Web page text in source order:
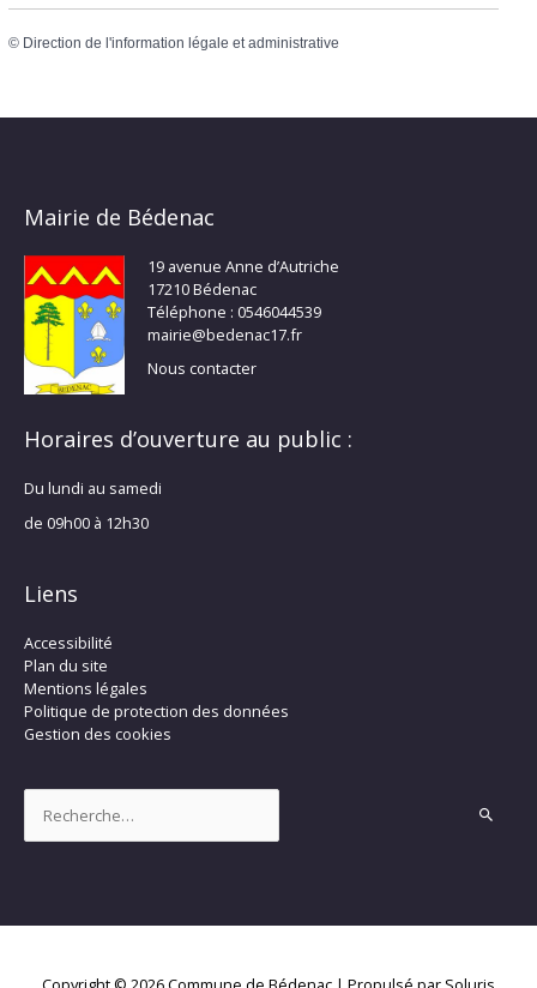
© Direction de l'information légale et administrative
Mairie de Bédenac
19 avenue Anne d’Autriche
17210 Bédenac
Téléphone : 0546044539
mairie@bedenac17.fr
Nous contacter
Horaires d’ouverture au public :
Du lundi au samedi
de 09h00 à 12h30
Liens
Accessibilité
Plan du site
Mentions légales
Politique de protection des données
Gestion des cookies